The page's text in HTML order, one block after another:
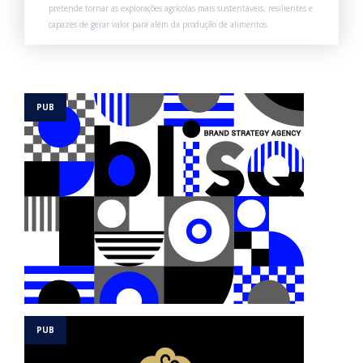
pretende tornar as explorações agrícolas mais sustentáveis, resilientes e
capazes de gerar valor para além da produção de alimentos.